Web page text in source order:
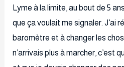
Lyme à la limite, au bout de 5
que ça voulait me signaler. J’ai
baromètre et à changer les
n’arrivais plus à marcher, c’est